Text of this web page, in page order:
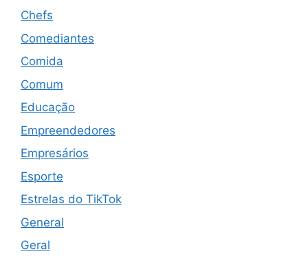
Chefs
Comediantes
Comida
Comum
Educação
Empreendedores
Empresários
Esporte
Estrelas do TikTok
General
Geral